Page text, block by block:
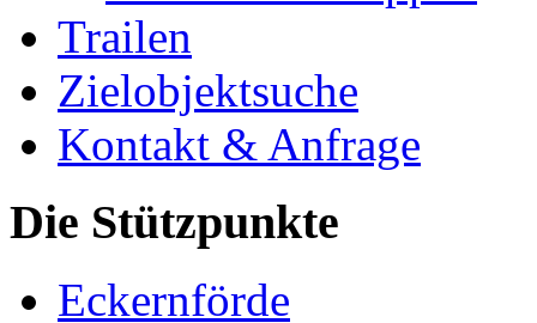
Trailen
Zielobjektsuche
Kontakt & Anfrage
Die Stützpunkte
Eckernförde